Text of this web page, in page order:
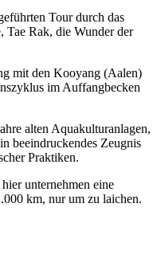
Tour durch das
Rak, die Wunder der
mit den Kooyang (Aalen)
im Auffangbecken
alten Aquakulturanlagen,
beeindruckendes Zeugnis
Praktiken.
unternehmen eine
km, nur um zu laichen.